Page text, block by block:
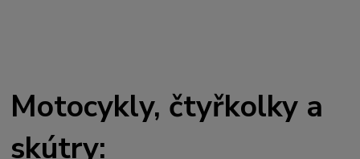
Motocykly, čtyřkolky a
skútry: